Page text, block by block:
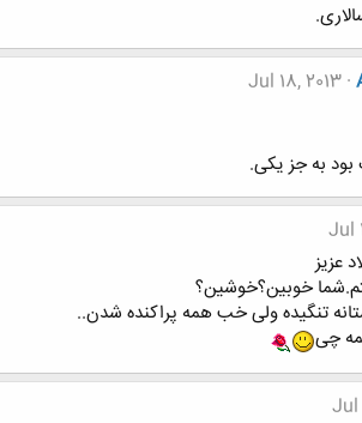
Jul 18, 2013
بود به جز یکی.
Jul
عزیز
خوبین؟خوشین؟
تنگیده ولی خب همه پراکنده شدن..
چی
Jul